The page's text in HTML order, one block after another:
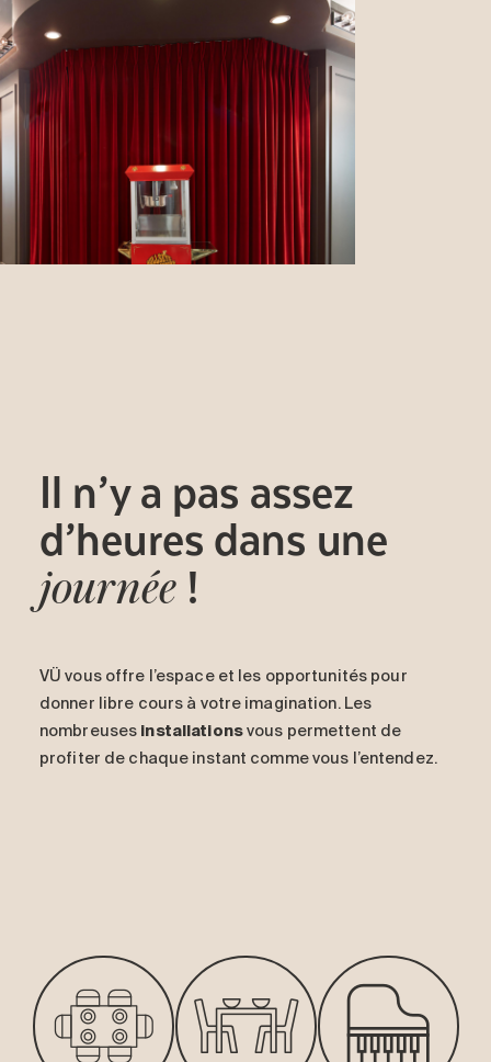
Il n’y a pas assez
d’heures dans une
journée!
VÜ vous offre l’espace et les opportunités pour
donner libre cours à votre imagination. Les
nombreuses installationsvous permettent de
profiter de chaque instant comme vous l’entendez.